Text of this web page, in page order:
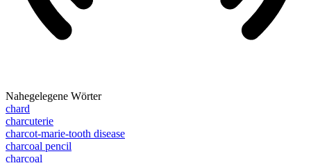
Nahegelegene Wörter
chard
charcuterie
charcot-marie-tooth disease
charcoal pencil
charcoal